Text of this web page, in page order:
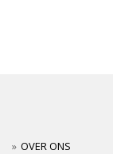
OVER ONS